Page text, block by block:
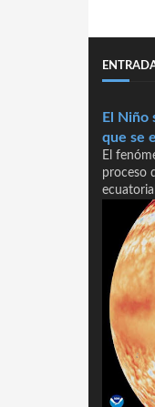
El Niño
que se
El
proceso